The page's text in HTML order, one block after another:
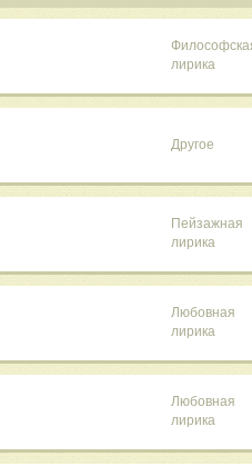
лирика
Другое
Пейзажная
лирика
Любовная
лирика
Любовная
лирика